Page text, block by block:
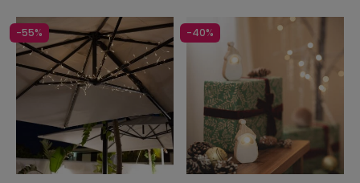
-55% -40%